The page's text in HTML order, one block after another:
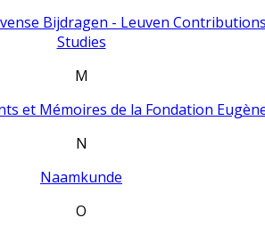
Bijdragen - Leuven
Studies
M
et Mémoires de la Fondation
N
Naamkunde
O